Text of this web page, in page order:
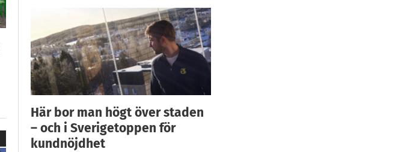
Här bor man högt över staden
– och i Sverigetoppen för
kundnöjdhet